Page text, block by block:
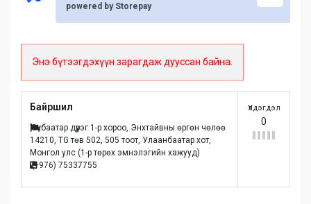
powered by Storepay
Энэ бүтээгдэхүүн зарагдаж дууссан байна.
Байршил
Сүхбаатар дүүрэг 1-р хороо, Энхтайвны өргөн чөлөө
14210, TG төв 502, 505 тоот, Улаанбаатар хот,
Монгол улc (1-р төрөх эмнэлэгийн хажууд)
(+976) 75337755
Үлдэгдэл
0